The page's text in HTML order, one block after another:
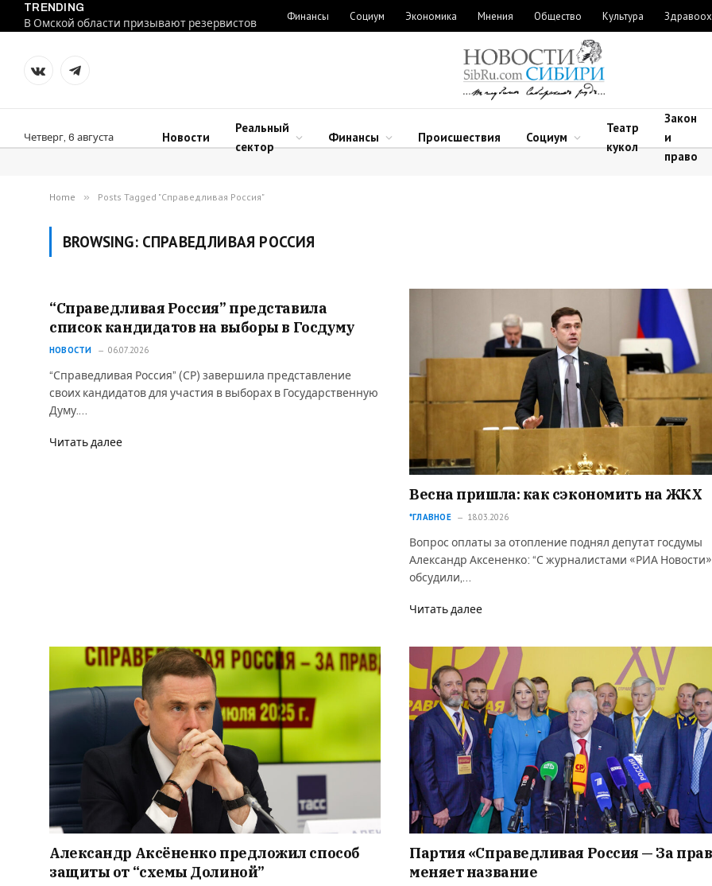
TRENDING
В Омской области призывают резервистов
Финансы Социум Экономика Мнения Общество Культура
VKontakteTelegram
Четверг, 6 августа Новости
Реальный
сектор
Финансы Происшествия Социум
Театр
кукол
Закон
и
право
Home » Posts Tagged "Справедливая Россия"
BROWSING: СПРАВЕДЛИВАЯ РОССИЯ
“Справедливая Россия” представила
список кандидатов на выборы в Госдуму
НОВОСТИ 06.07.2026
“Справедливая Россия” (СР) завершила представление
своих кандидатов для участия в выборах в Государственную
Думу.…
Читать далее
Весна пришла: как сэкономить на ЖКХ
*ГЛАВНОЕ 18.03.2026
Вопрос оплаты за отопление поднял депутат госдумы
Александр Аксененко: “С журналистами «РИА Новости»
обсудили,…
Читать далее
Александр Аксёненко предложил способ
защиты от “схемы Долиной”
Партия «Справедливая Россия — За
меняет название